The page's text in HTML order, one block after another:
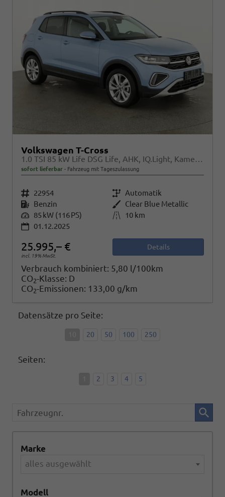
Volkswagen T-Cross
1.0 TSI 85 kW Life DSG Life, AHK, IQ.Light, Kamera, ACC, Side, Winter, 17-Zoll
sofort lieferbar Fahrzeug mit Tageszulassung
Fahrzeugnr. 22954 Getriebe Automatik
Kraftstoff Benzin Außenfarbe Clear Blue Metallic
Leistung 85 kW (116 PS) Kilometerstand
10 km
01.12.2025
25.995,– €
incl. 19% MwSt.
Details
Verbrauch kombiniert: 5,80 l/100km
CO2-Klasse: D
CO2-Emissionen: 133,00 g/km
Datensätze pro Seite:
20 50 100 250
Seiten:
2 3 4 5
Fahrzeugnr.
Marke
alles ausgewählt
Modell